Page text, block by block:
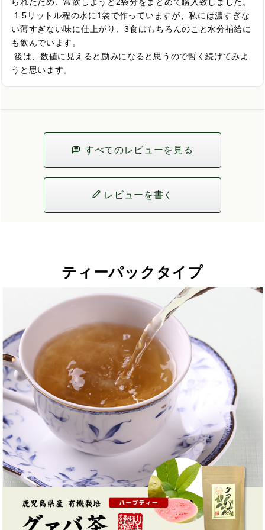
い薄すぎない味に仕上がり、3食はもちろんのこと水分補給に
も飲んでいます。
うと思います。
すべてのレビューを見る
レビューを書く
ティーパックタイプ